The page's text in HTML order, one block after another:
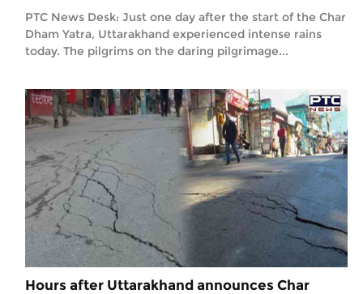
PTC News Desk: Just one day after the start of the Char
Dham Yatra, Uttarakhand experienced intense rains
today. The pilgrims on the daring pilgrimage...
Hours after Uttarakhand announces Char